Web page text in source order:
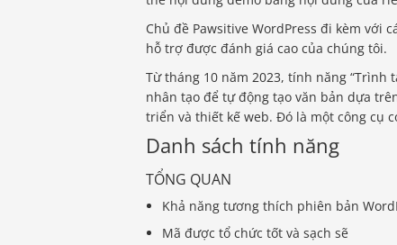
Chủ đề Pawsitive WordPress đi kèm
hỗ trợ được đánh giá cao của chúng tôi.
Từ tháng 10 năm 2023, tính năng
nhân tạo để tự động tạo văn bản dựa
triển và thiết kế web. Đó là một công cụ
Danh sách tính năng
TỔNG QUAN
Khả năng tương thích phiên bản
Mã được tổ chức tốt và sạch sẽ